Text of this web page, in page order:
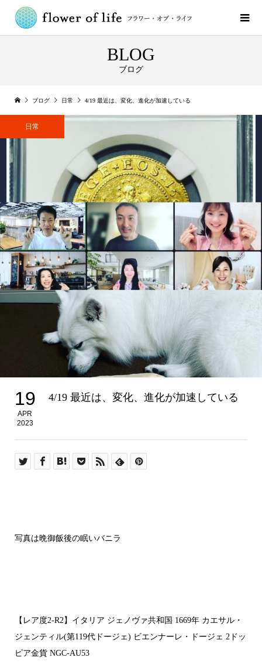
BLOG
ブログ
ブログ 日常 4/19 最近は、変化、進化が加速している
日常
19
APR
2023
4/19 最近は、変化、進化が加速している
写真は晩御飯後の眠いバニラ
【レア度2-R2】イタリア ジェノヴァ共和国 1669年 カエサル・
ジェンティル(第119代ドージェ) ビエンナーレ・ドージェ 2ドッ
ピア金貨 NGC-AU53